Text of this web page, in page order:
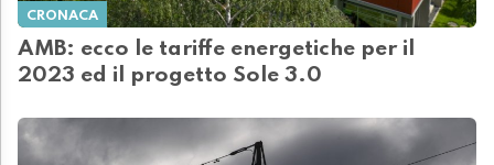
CRONACA
AMB: ecco le tariffe energetiche per il
2023 ed il progetto Sole 3.0